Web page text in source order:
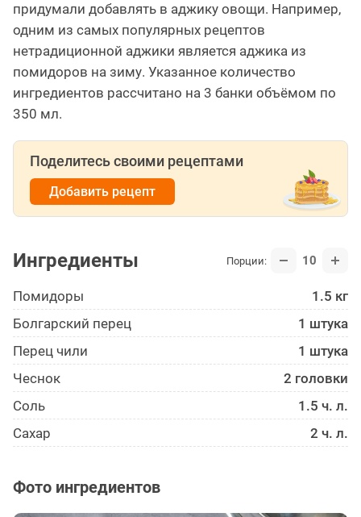
придумали добавлять в аджику овощи. Например,
одним из самых популярных рецептов
нетрадиционной аджики является аджика из
помидоров на зиму. Указанное количество
ингредиентов рассчитано на 3 банки объёмом по
350 мл.
Поделитесь своими рецептами
Добавить рецепт
Ингредиенты Порции: 10
Помидоры
1.5 кг
Болгарский перец
1 штука
Перец чили
1 штука
Чеснок
2 головки
Соль
1.5 ч. л.
Сахар
2 ч. л.
Фото ингредиентов